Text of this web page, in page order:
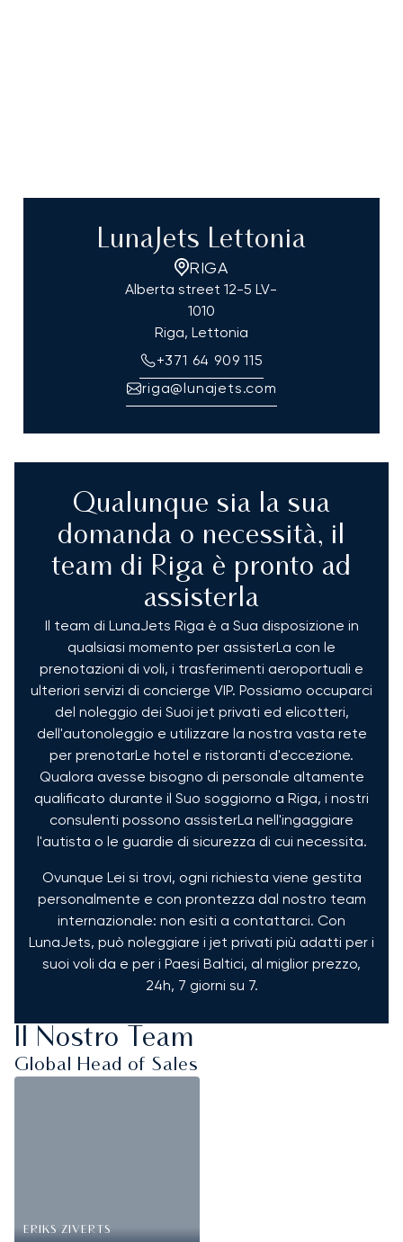
LunaJets Lettonia
RIGA
Alberta street 12-5 LV-
1010
Riga, Lettonia
+371 64 909 115
riga@lunajets.com
Qualunque sia la sua
domanda o necessità, il
team di Riga è pronto ad
assisterla
Il team di LunaJets Riga è a Sua disposizione in
qualsiasi momento per assisterLa con le
prenotazioni di voli, i trasferimenti aeroportuali e
ulteriori servizi di concierge VIP. Possiamo occuparci
del noleggio dei Suoi jet privati ed elicotteri,
dell'autonoleggio e utilizzare la nostra vasta rete
per prenotarLe hotel e ristoranti d'eccezione.
Qualora avesse bisogno di personale altamente
qualificato durante il Suo soggiorno a Riga, i nostri
consulenti possono assisterLa nell'ingaggiare
l'autista o le guardie di sicurezza di cui necessita.
Ovunque Lei si trovi, ogni richiesta viene gestita
personalmente e con prontezza dal nostro team
internazionale: non esiti a contattarci. Con
LunaJets, può noleggiare i jet privati più adatti per i
suoi voli da e per i Paesi Baltici, al miglior prezzo,
24h, 7 giorni su 7.
Il Nostro Team
Global Head of Sales
ERIKS ZIVERTS